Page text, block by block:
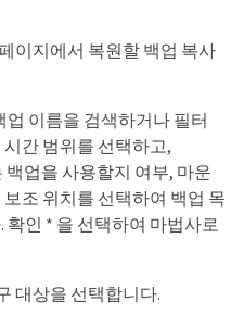
이지에서 복원할 백업 복사
업 이름을 검색하거나 필터
간 범위를 선택하고,
백업을 사용할지 여부, 마운
조 위치를 선택하여 백업 목
인 * 을 선택하여 마법사로
대상을 선택합니다.